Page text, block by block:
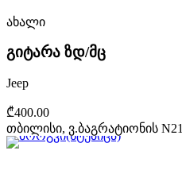
ახალი
გიტარა ზდ/მც
Jeep
₾400.00
თბილისი, ვ.ბაგრატიონის N21